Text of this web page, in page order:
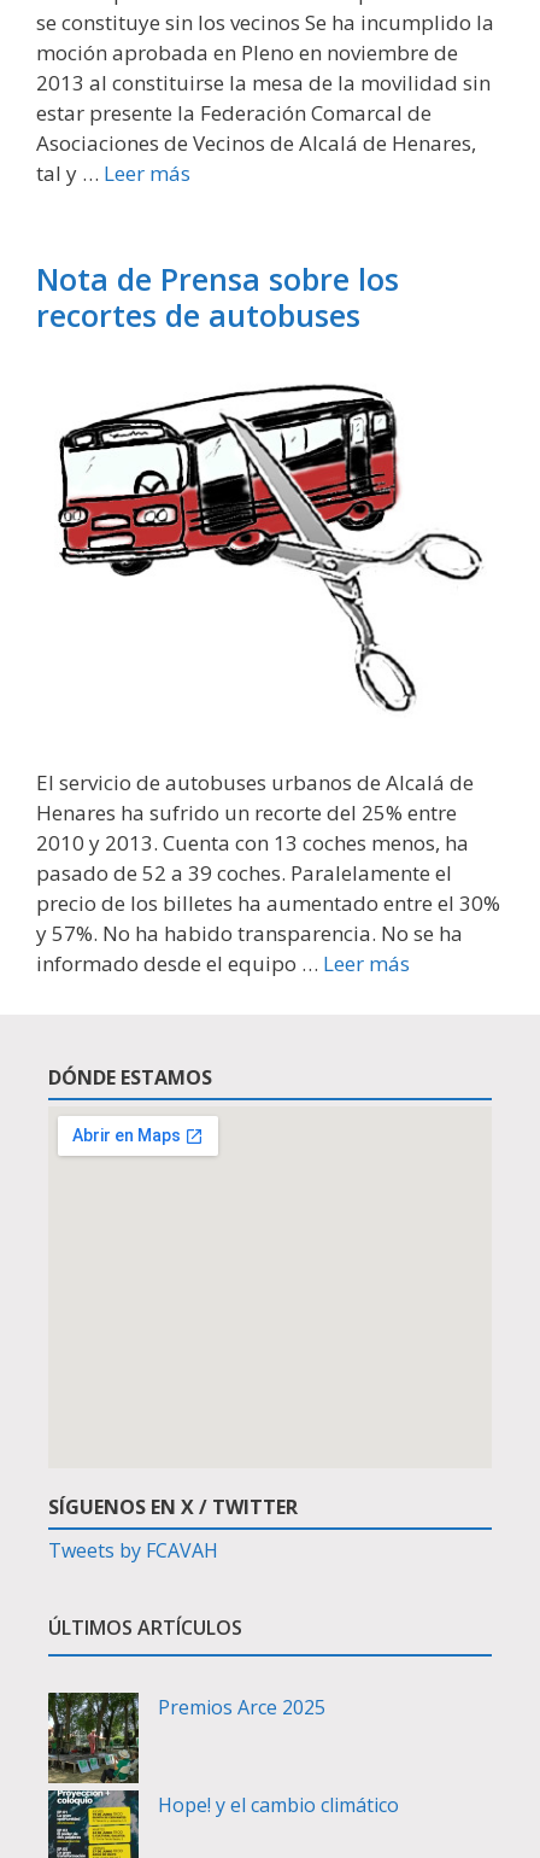
se constituye sin los vecinos Se ha incumplido la
moción aprobada en Pleno en noviembre de
2013 al constituirse la mesa de la movilidad sin
estar presente la Federación Comarcal de
Asociaciones de Vecinos de Alcalá de Henares,
tal y … Leer más
Nota de Prensa sobre los
recortes de autobuses
El servicio de autobuses urbanos de Alcalá de
Henares ha sufrido un recorte del 25% entre
2010 y 2013. Cuenta con 13 coches menos, ha
pasado de 52 a 39 coches. Paralelamente el
precio de los billetes ha aumentado entre el 30%
y 57%. No ha habido transparencia. No se ha
informado desde el equipo … Leer más
DÓNDE ESTAMOS
SÍGUENOS EN X / TWITTER
Tweets by FCAVAH
ÚLTIMOS ARTÍCULOS
Premios Arce 2025
Hope! y el cambio climático